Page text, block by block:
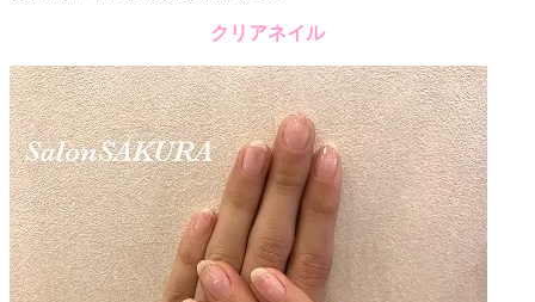
クリアネイル